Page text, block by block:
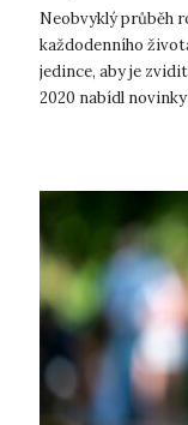
Neobvyklý průběh
každodenního
jedince, aby je
2020 nabídl